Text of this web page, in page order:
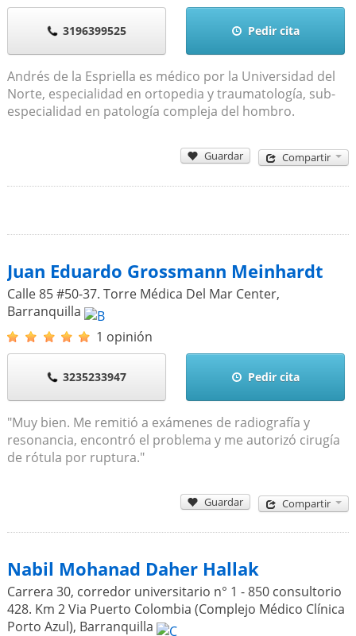
3196399525 Pedir cita
Andrés de la Espriella es médico por la Universidad del
Norte, especialidad en ortopedia y traumatología, sub-
especialidad en patología compleja del hombro.
Guardar Compartir
Juan Eduardo Grossmann Meinhardt
Calle 85 #50-37. Torre Médica Del Mar Center,
Barranquilla
1 opinión
3235233947 Pedir cita
"Muy bien. Me remitió a exámenes de radiografía y
resonancia, encontró el problema y me autorizó cirugía
de rótula por ruptura."
Guardar Compartir
Nabil Mohanad Daher Hallak
Carrera 30, corredor universitario n° 1 - 850 consultorio
428. Km 2 Via Puerto Colombia (Complejo Médico Clínica
Porto Azul), Barranquilla